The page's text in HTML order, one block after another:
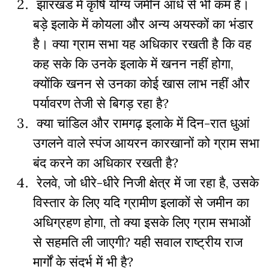
झारखंड में कृषि योग्य जमीन आधे से भी कम है।
बड़े इलाके में कोयला और अन्य अयस्कों का भंडार
है। क्या ग्राम सभा यह अधिकार रखती है कि वह
कह सके कि उनके इलाके में खनन नहीं होगा,
क्योंकि खनन से उनका कोई खास लाभ नहीं और
पर्यावरण तेजी से बिगड़ रहा है?
क्या चांडिल और रामगढ़ इलाके में दिन-रात धुआं
उगलने वाले स्पंज आयरन कारखानों को ग्राम सभा
बंद करने का अधिकार रखती है?
रेलवे, जो धीरे-धीरे निजी क्षेत्र में जा रहा है, उसके
विस्तार के लिए यदि ग्रामीण इलाकों से जमीन का
अधिग्रहण होगा, तो क्या इसके लिए ग्राम सभाओं
से सहमति ली जाएगी? यही सवाल राष्ट्रीय राज
मार्गों के संदर्भ में भी है?